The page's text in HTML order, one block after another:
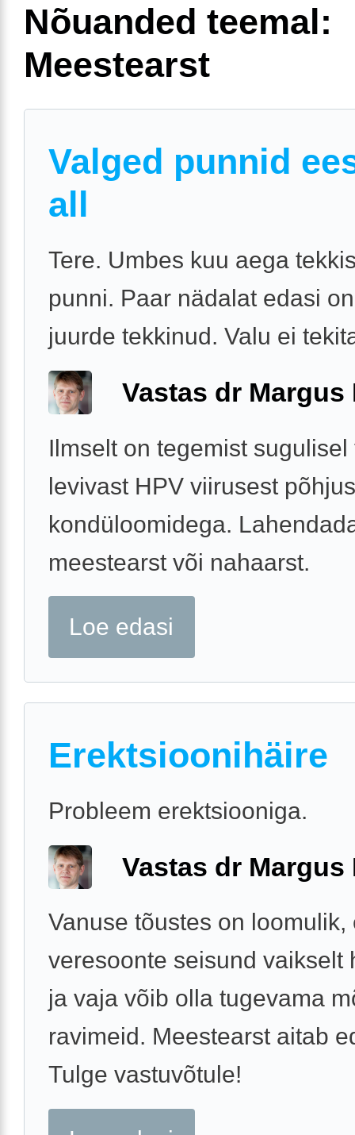
Nõuanded teemal:
Meestearst
Valged punnid
all
Tere. Umbes kuu aega
punni. Paar nädalat edasi
juurde tekkinud. Valu ei
Vastas dr Margus
Ilmselt on tegemist sugulisel
levivast HPV viirusest
kondüloomidega.
meestearst või nahaarst.
Loe edasi
Erektsioonihäire
Probleem erektsiooniga.
Vastas dr Margus
Vanuse tõustes on loomulik,
veresoonte seisund vaikselt
ja vaja võib olla tugevama
ravimeid. Meestearst aitab
Tulge vastuvõtule!